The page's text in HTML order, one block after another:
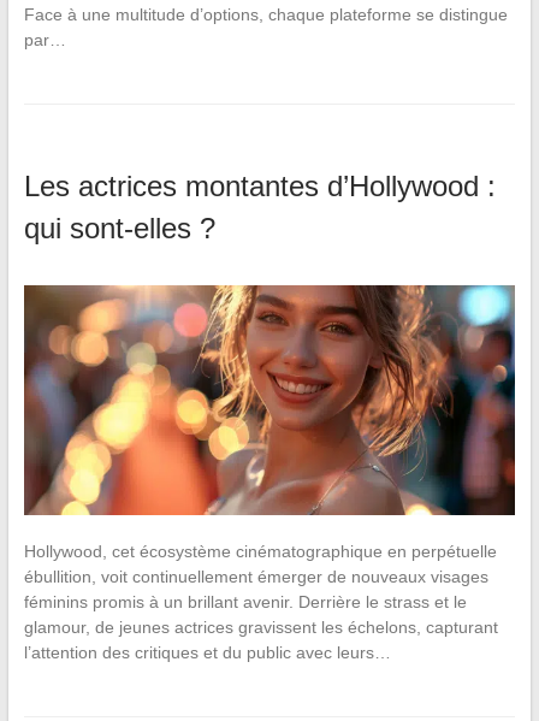
Face à une multitude d’options, chaque plateforme se distingue
par…
Les actrices montantes d’Hollywood :
qui sont-elles ?
Hollywood, cet écosystème cinématographique en perpétuelle
ébullition, voit continuellement émerger de nouveaux visages
féminins promis à un brillant avenir. Derrière le strass et le
glamour, de jeunes actrices gravissent les échelons, capturant
l’attention des critiques et du public avec leurs…